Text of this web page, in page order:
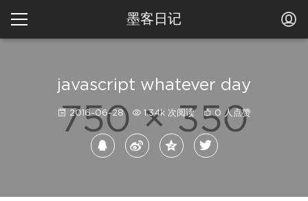
墨客日记
javascript whatever day
2016-06-28 1.34k 次阅读 0 人点赞